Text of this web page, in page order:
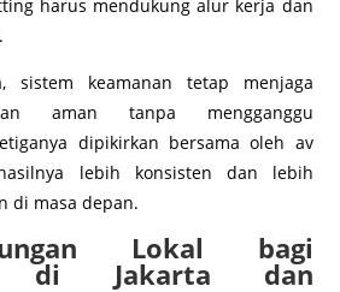
harus mendukung alur kerja dan
sistem keamanan tetap menjaga
aman tanpa mengganggu
dipikirkan bersama oleh av
lebih konsisten dan lebih
di masa depan.
Lokal bagi
di Jakarta dan